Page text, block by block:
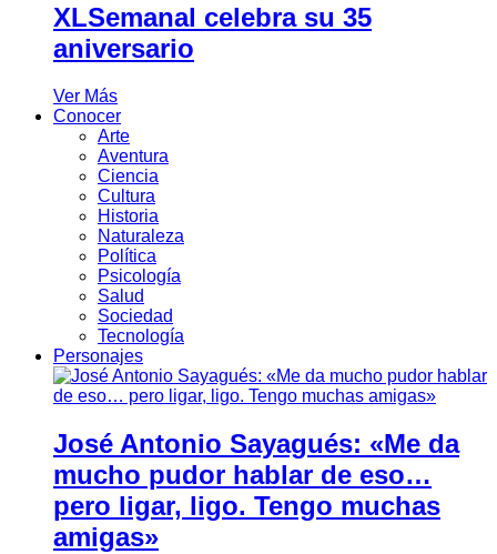
XLSemanal celebra su 35
aniversario
Ver Más
Conocer
Arte
Aventura
Ciencia
Cultura
Historia
Naturaleza
Política
Psicología
Salud
Sociedad
Tecnología
Personajes
José Antonio Sayagués: «Me da
mucho pudor hablar de eso…
pero ligar, ligo. Tengo muchas
amigas»